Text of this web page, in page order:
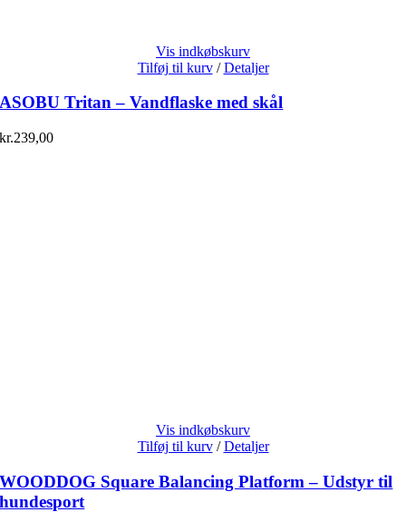
Vis indkøbskurv
Tilføj til kurv / Detaljer
ASOBU Tritan – Vandflaske med skål
kr.239,00
Vis indkøbskurv
Tilføj til kurv / Detaljer
WOODDOG Square Balancing Platform – Udstyr til
hundesport